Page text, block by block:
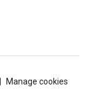
Manage cookies